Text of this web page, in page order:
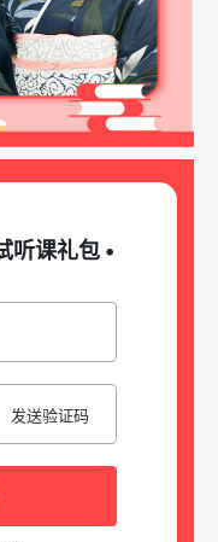
听课礼包 •
发送验证码